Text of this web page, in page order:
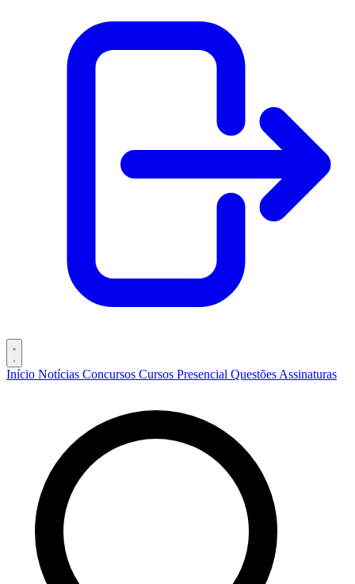
Início Notícias Concursos Cursos Presencial Questões Assinaturas